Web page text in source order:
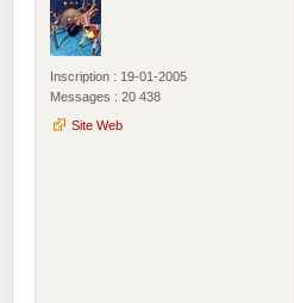
Inscription : 19-01-2005
Messages : 20 438
Site Web